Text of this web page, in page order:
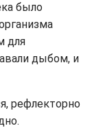
было
для
дыбом, и
рефлекторно